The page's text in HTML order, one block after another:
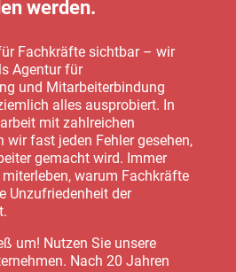
werden.
Fachkräfte sichtbar – wir
Agentur für
und Mitarbeiterbindung
alles ausprobiert. In
mit zahlreichen
wir fast jeden Fehler gesehen,
gemacht wird. Immer
warum Fachkräfte
Unzufriedenheit der
um! Nutzen Sie unsere
Nach 20 Jahren